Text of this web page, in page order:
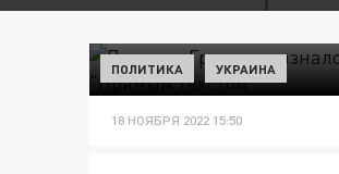
ПОЛИТИКА УКРАИНА
18 НОЯБРЯ 2022 15:50